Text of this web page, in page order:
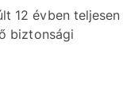
12 évben teljesen
biztonsági